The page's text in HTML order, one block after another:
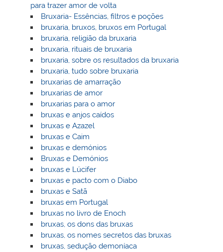
para trazer amor de volta
Bruxaria- Essências, filtros e poções
bruxaria, bruxos, bruxos em Portugal
bruxaria, religião da bruxaria
bruxaria, rituais de bruxaria
bruxaria, sobre os resultados da bruxaria
bruxaria, tudo sobre bruxaria
bruxarias de amarração
bruxarias de amor
bruxarias para o amor
bruxas e anjos caídos
bruxas e Azazel
bruxas e Caim
bruxas e demónios
Bruxas e Demónios
bruxas e Lúcifer
bruxas e pacto com o Diabo
bruxas e Satã
bruxas em Portugal
bruxas no livro de Enoch
bruxas, os dons das bruxas
bruxas, os nomes secretos das bruxas
bruxas, sedução demoníaca